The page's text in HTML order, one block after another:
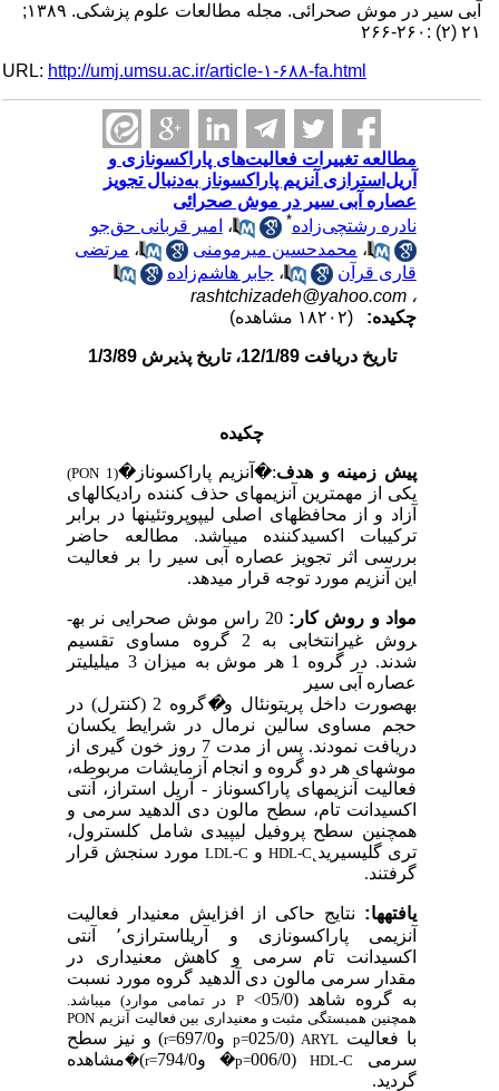
آبی سیر در موش صحرائی. مجله مطالعات علوم پزشکی. ۱۳۸۹;
۲۱ (۲) :۲۶۰-۲۶۶
URL:http://umj.umsu.ac.ir/article-۱-۶۸۸-fa.html
مطالعه تغییرات فعالیت‌های پاراکسونازی و
آریل‌استرازی آنزیم پاراکسوناز به‌دنبال تجویز
عصاره آبی سیر در موش صحرائی
نادره رشتچی‌زاده* ،امیر قربانی حق‌جو
،محمدحسین میرمومنی ،مرتضی
قاری قرآن
،جابر هاشم‌زاده
rashtchizadeh@yahoo.com
چکیده:
تاریخ دریافت 12/1/89، تاریخ پذیرش 1/3/89
چکیده
پیش زمینه و هدف:
�آنزیم پاراکسوناز�
(PON 1)
یکی از مهم­ترین آنزیم­ ­های حذف کننده رادیکال­­های
آزاد و از محافظ­­های اصلی لیپوپروتئین­­هادر برابر
ترکیبات اکسیدکننده می­باشد. مطالعه حاضر
بررسی اثر تجویز عصاره آبی سیر را بر فعالیت
این آنزیم مورد توجه قرار می­دهد.
مواد و روش کار:
20 راس موش صحرایی نر به­
روش غیرانتخابی به 2 گروه مساوی تقسیم
شدند. در گروه 1 هر موش به میزان 3 میلی­لیتر
عصاره آبی سیر
به­صورت داخل پریتونئال و �
گروه 2 (کنترل) در
حجم مساوی سالین نرمال در شرایط یکسان
دریافت نمودند. پس از مدت 7 روز خون گیری از
موش­های هر دو گروه و انجام آزمایشات مربوطه،
فعالیت آنزیم­های پاراکسوناز - آریل استراز، آنتی
اکسیدانت تام، سطح مالون دی آلدهید سرمی و
همچنین سطح پروفیل لیپیدی شامل کلسترول،
تری گلیسیرید ˛
HDL-CوC
-
LDLمورد سنجش قرار
گرفتند.
یافته­ها:نتایج حاکی از افزایش معنی­دار فعالیت
آنزیمی پاراکسونازی و آریل­استرازی ٬آنتی
اکسیدانت تام سرمی و کاهش معنی­داری در
مقدار سرمی مالون دی آلدهید گروه مورد نسبت
به گروه شاهد (05/0
<
P
در تمامی موارد) می­باشد.
همچنین همبستگی مثبت و معنی­داری بین فعالیت آنزیمPON
با فعالیتARYL
(025/0
p=و697/0 r=) و نیز سطح
سرمی
HDL-C
(006/0
p=
� و794/0 r=
)
�مشاهده
گردید.